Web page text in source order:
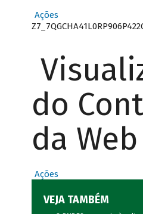
Ações
do
da Web
Ações
VEJA TAMBÉM